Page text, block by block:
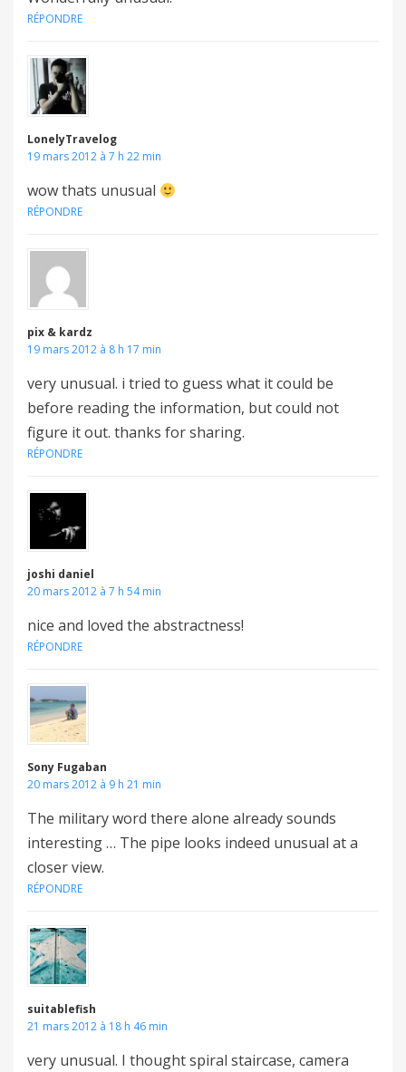
RÉPONDRE
LonelyTravelog
19 mars 2012 à 7 h 22 min
wow thats unusual
RÉPONDRE
pix & kardz
19 mars 2012 à 8 h 17 min
very unusual. i tried to guess what it could be
before reading the information, but could not
figure it out. thanks for sharing.
RÉPONDRE
joshi daniel
20 mars 2012 à 7 h 54 min
nice and loved the abstractness!
RÉPONDRE
Sony Fugaban
20 mars 2012 à 9 h 21 min
The military word there alone already sounds
interesting … The pipe looks indeed unusual at a
closer view.
RÉPONDRE
suitablefish
21 mars 2012 à 18 h 46 min
very unusual. I thought spiral staircase, camera